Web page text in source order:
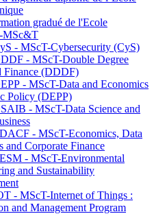
gradué de l'Ecole
MSc&T
- MScT-Cybersecurity (CyS)
- MScT-Double Degree
Finance (DDDF)
- MScT-Data and Economics
Policy (DEPP)
- MScT-Data Science and
- MScT-Economics, Data
and Corporate Finance
- MScT-Environmental
and Sustainability
- MScT-Internet of Things :
and Management Program